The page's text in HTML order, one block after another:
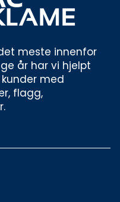
meste innenfor
år har vi hjelpt
med
flagg,